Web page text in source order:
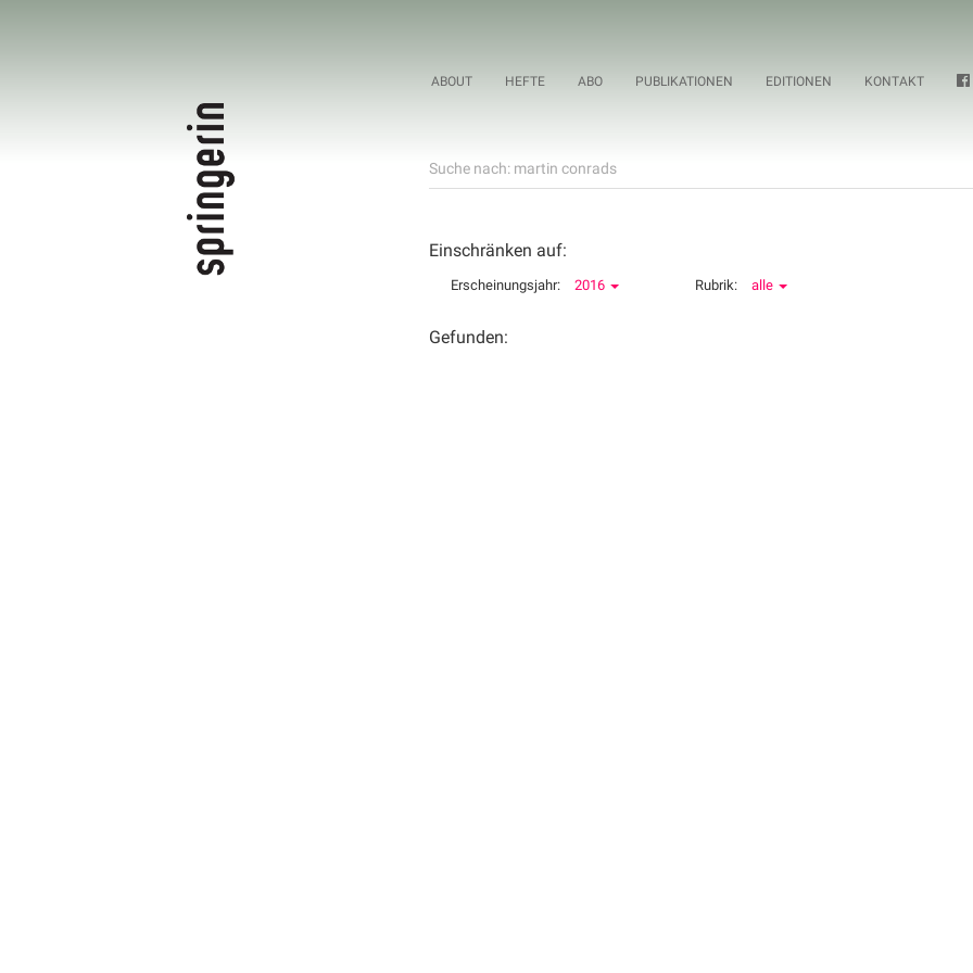
ABOUT HEFTE ABO PUBLIKATIONEN EDITIONEN KONTAKT
Suche nach: martin conrads
Einschränken auf:
Erscheinungsjahr: 2016 Rubrik: alle
Gefunden: